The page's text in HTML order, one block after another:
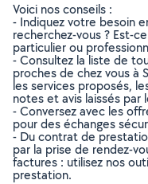
Voici nos conseils :
- Indiquez votre besoin
recherchez-vous ? Est-
particulier ou
- Consultez la liste de
proches de chez vous à
les services proposés,
notes et avis laissés par
- Conversez avec les
pour des échanges
- Du contrat de
par la prise de rendez-
factures : utilisez nos
prestation.